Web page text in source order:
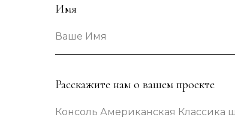
Имя
Ваше Имя
Расскажите нам о вашем проекте
Консоль Американская Классика